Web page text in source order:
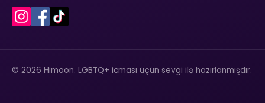
© 2026 Himoon. LGBTQ+ icması üçün sevgi ilə hazırlanmışdır.